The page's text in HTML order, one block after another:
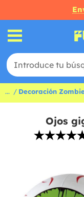
... Decoración
Ojos